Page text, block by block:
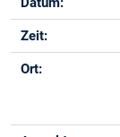
Zeit:
Ort: